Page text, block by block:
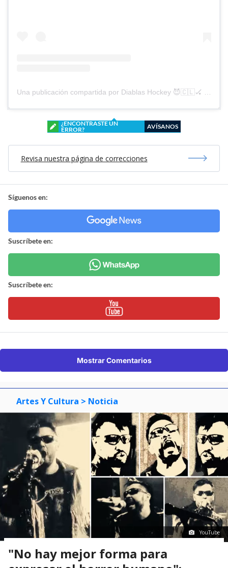
¿ENCONTRASTE UN
ERROR?
AVÍSANOS
Revisa nuestra página de correcciones
Síguenos en:
Suscríbete en:
Suscríbete en:
Mostrar Comentarios
Artes Y Cultura > Noticia
YouTube
"No hay mejor forma para